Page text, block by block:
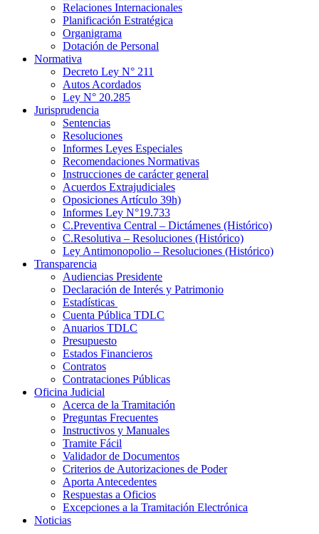
Relaciones Internacionales
Planificación Estratégica
Organigrama
Dotación de Personal
Normativa
Decreto Ley N° 211
Autos Acordados
Ley N° 20.285
Jurisprudencia
Sentencias
Resoluciones
Informes Leyes Especiales
Recomendaciones Normativas
Instrucciones de carácter general
Acuerdos Extrajudiciales
Oposiciones Artículo 39h)
Informes Ley N°19.733
C.Preventiva Central – Dictámenes (Histórico)
C.Resolutiva – Resoluciones (Histórico)
Ley Antimonopolio – Resoluciones (Histórico)
Transparencia
Audiencias Presidente
Declaración de Interés y Patrimonio
Estadísticas
Cuenta Pública TDLC
Anuarios TDLC
Presupuesto
Estados Financieros
Contratos
Contrataciones Públicas
Oficina Judicial
Acerca de la Tramitación
Preguntas Frecuentes
Instructivos y Manuales
Tramite Fácil
Validador de Documentos
Criterios de Autorizaciones de Poder
Aporta Antecedentes
Respuestas a Oficios
Excepciones a la Tramitación Electrónica
Noticias